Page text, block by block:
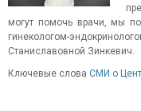
могут помочь врачи, мы
гинекологом-
Станиславовной Зинкевич.
Ключевые слова СМИ о